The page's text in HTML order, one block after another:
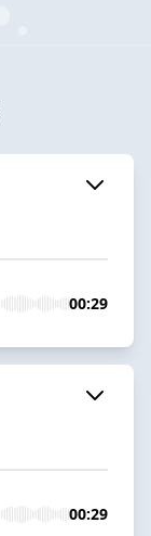
00:29
00:29